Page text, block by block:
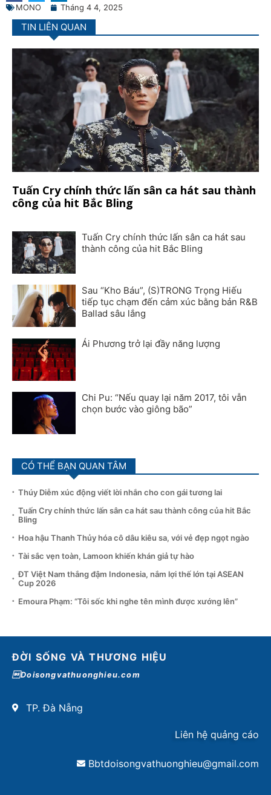
MONO Tháng 4 4, 2025
TIN LIÊN QUAN
Tuấn Cry chính thức lấn sân ca hát sau thành
công của hit Bắc Bling
Tuấn Cry chính thức lấn sân ca hát sau
thành công của hit Bắc Bling
Sau “Kho Báu”, (S)TRONG Trọng Hiếu
tiếp tục chạm đến cảm xúc bằng bản R&B
Ballad sâu lắng
Ái Phương trở lại đầy năng lượng
Chi Pu: “Nếu quay lại năm 2017, tôi vẫn
chọn bước vào giông bão”
CÓ THỂ BẠN QUAN TÂM
Thúy Diễm xúc động viết lời nhắn cho con gái tương lai
Tuấn Cry chính thức lấn sân ca hát sau thành công của hit Bắc
Bling
Hoa hậu Thanh Thủy hóa cô dâu kiêu sa, với vẻ đẹp ngọt ngào
Tài sắc vẹn toàn, Lamoon khiến khán giả tự hào
ĐT Việt Nam thắng đậm Indonesia, nắm lợi thế lớn tại ASEAN
Cup 2026
Emoura Phạm: “Tôi sốc khi nghe tên mình được xướng lên”
ĐỜI SỐNG VÀ THƯƠNG HIỆU
Doisongvathuonghieu.com
TP. Đà Nẵng
Liên hệ quảng cáo
Bbtdoisongvathuonghieu@gmail.com